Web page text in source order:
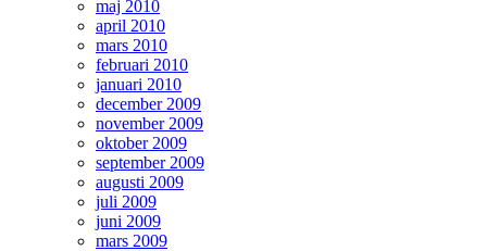
maj 2010
april 2010
mars 2010
februari 2010
januari 2010
december 2009
november 2009
oktober 2009
september 2009
augusti 2009
juli 2009
juni 2009
mars 2009